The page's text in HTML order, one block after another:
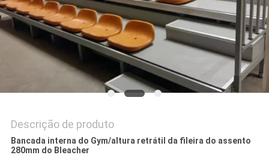
PRIVACY
POLICY
Descrição de produto
Bancada interna do Gym/altura retrátil da fileira do assento
280mm do Bleacher